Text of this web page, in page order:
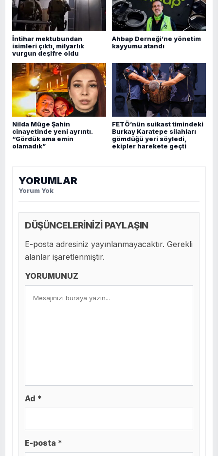
İntihar mektubundan
isimleri çıktı, milyarlık
vurgun deşifre oldu
Ahbap Derneği’ne yönetim
kayyumu atandı
Nilda Müge Şahin
cinayetinde yeni ayrıntı.
“Gördük ama emin
olamadık”
FETÖ’nün suikast timindeki
Burkay Karatepe silahları
gömdüğü yeri söyledi,
ekipler harekete geçti
YORUMLAR
Yorum Yok
DÜŞÜNCELERİNİZİ PAYLAŞIN
E-posta adresiniz yayınlanmayacaktır. Gerekli
alanlar işaretlenmiştir.
YORUMUNUZ
Ad *
E-posta *